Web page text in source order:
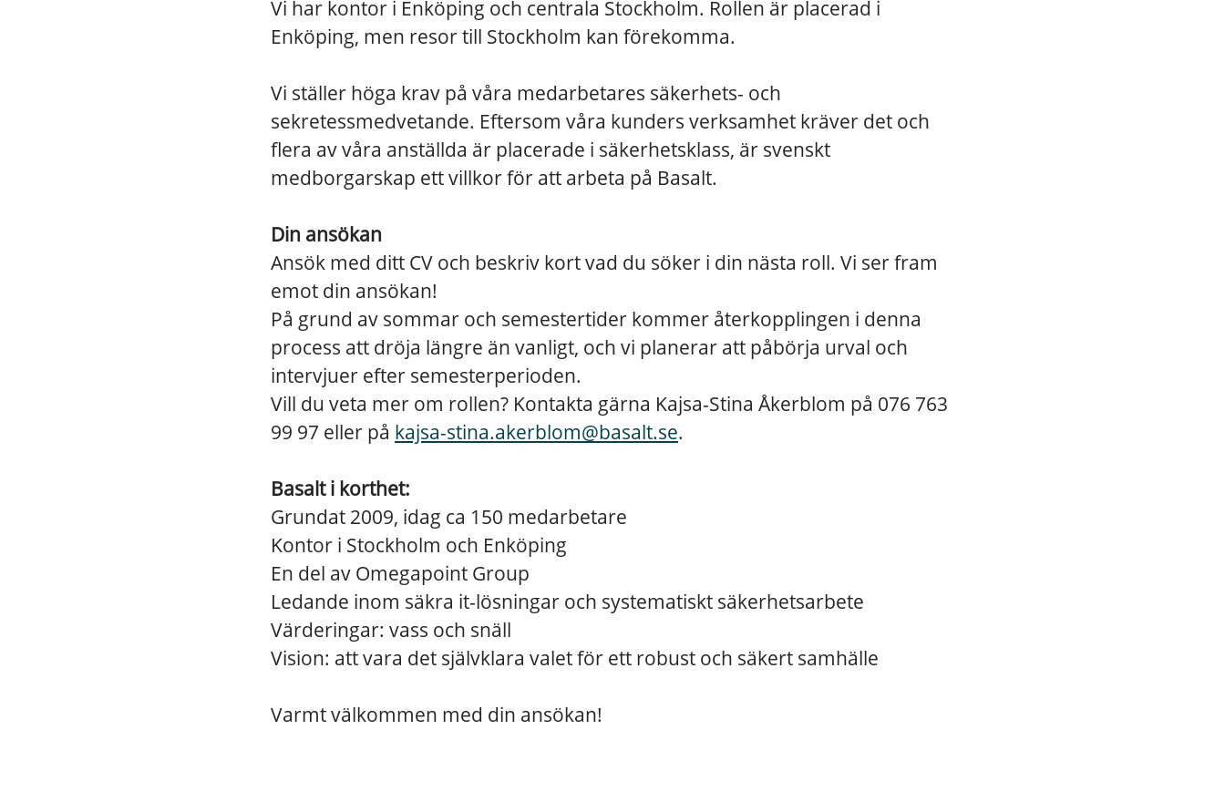
Vi har kontor i Enköping och centrala Stockholm. Rollen är placerad i
Enköping, men resor till Stockholm kan förekomma.
Vi ställer höga krav på våra medarbetares säkerhets- och
sekretessmedvetande. Eftersom våra kunders verksamhet kräver det och
flera av våra anställda är placerade i säkerhetsklass, är svenskt
medborgarskap ett villkor för att arbeta på Basalt.
Din ansökan
Ansök med ditt CV och beskriv kort vad du söker i din nästa roll. Vi ser fram
emot din ansökan!
På grund av sommar och semestertider kommer återkopplingen i denna
process att dröja längre än vanligt, och vi planerar att påbörja urval och
intervjuer efter semesterperioden.
Vill du veta mer om rollen? Kontakta gärna Kajsa-Stina Åkerblom på 076 763
99 97 eller på kajsa-stina.akerblom@basalt.se.
Basalt i korthet:
Grundat 2009, idag ca 150 medarbetare
Kontor i Stockholm och Enköping
En del av Omegapoint Group
Ledande inom säkra it-lösningar och systematiskt säkerhetsarbete
Värderingar: vass och snäll
Vision: att vara det självklara valet för ett robust och säkert samhälle
Varmt välkommen med din ansökan!